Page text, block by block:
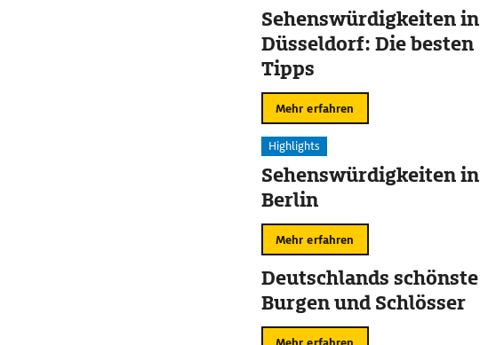
Sehenswürdigkeiten in
Düsseldorf: Die besten
Tipps
Mehr erfahren
Highlights
Sehenswürdigkeiten in
Berlin
Mehr erfahren
Deutschlands schönste
Burgen und Schlösser